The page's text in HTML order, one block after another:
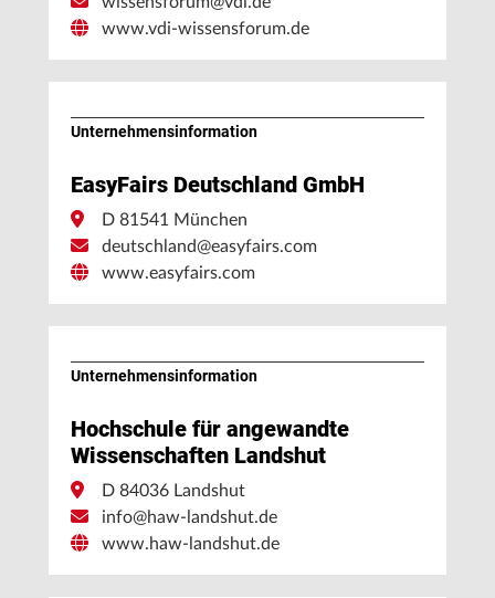
www.vdi-wissensforum.de
Unternehmens­information
EasyFairs Deutschland GmbH
D 81541 München
deutschland@easyfairs.com
www.easyfairs.com
Unternehmens­information
Hochschule für angewandte
Wissenschaften Landshut
D 84036 Landshut
info@haw-landshut.de
www.haw-landshut.de